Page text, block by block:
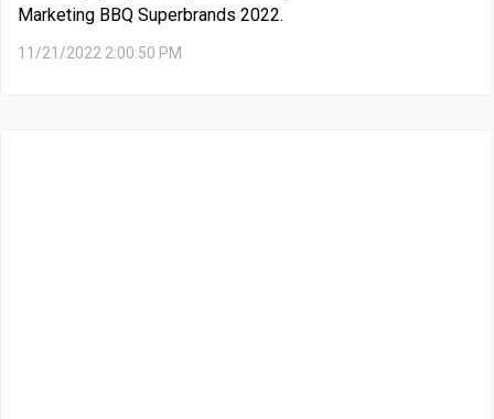
Marketing BBQ Superbrands 2022.
11/21/2022 2:00:50 PM